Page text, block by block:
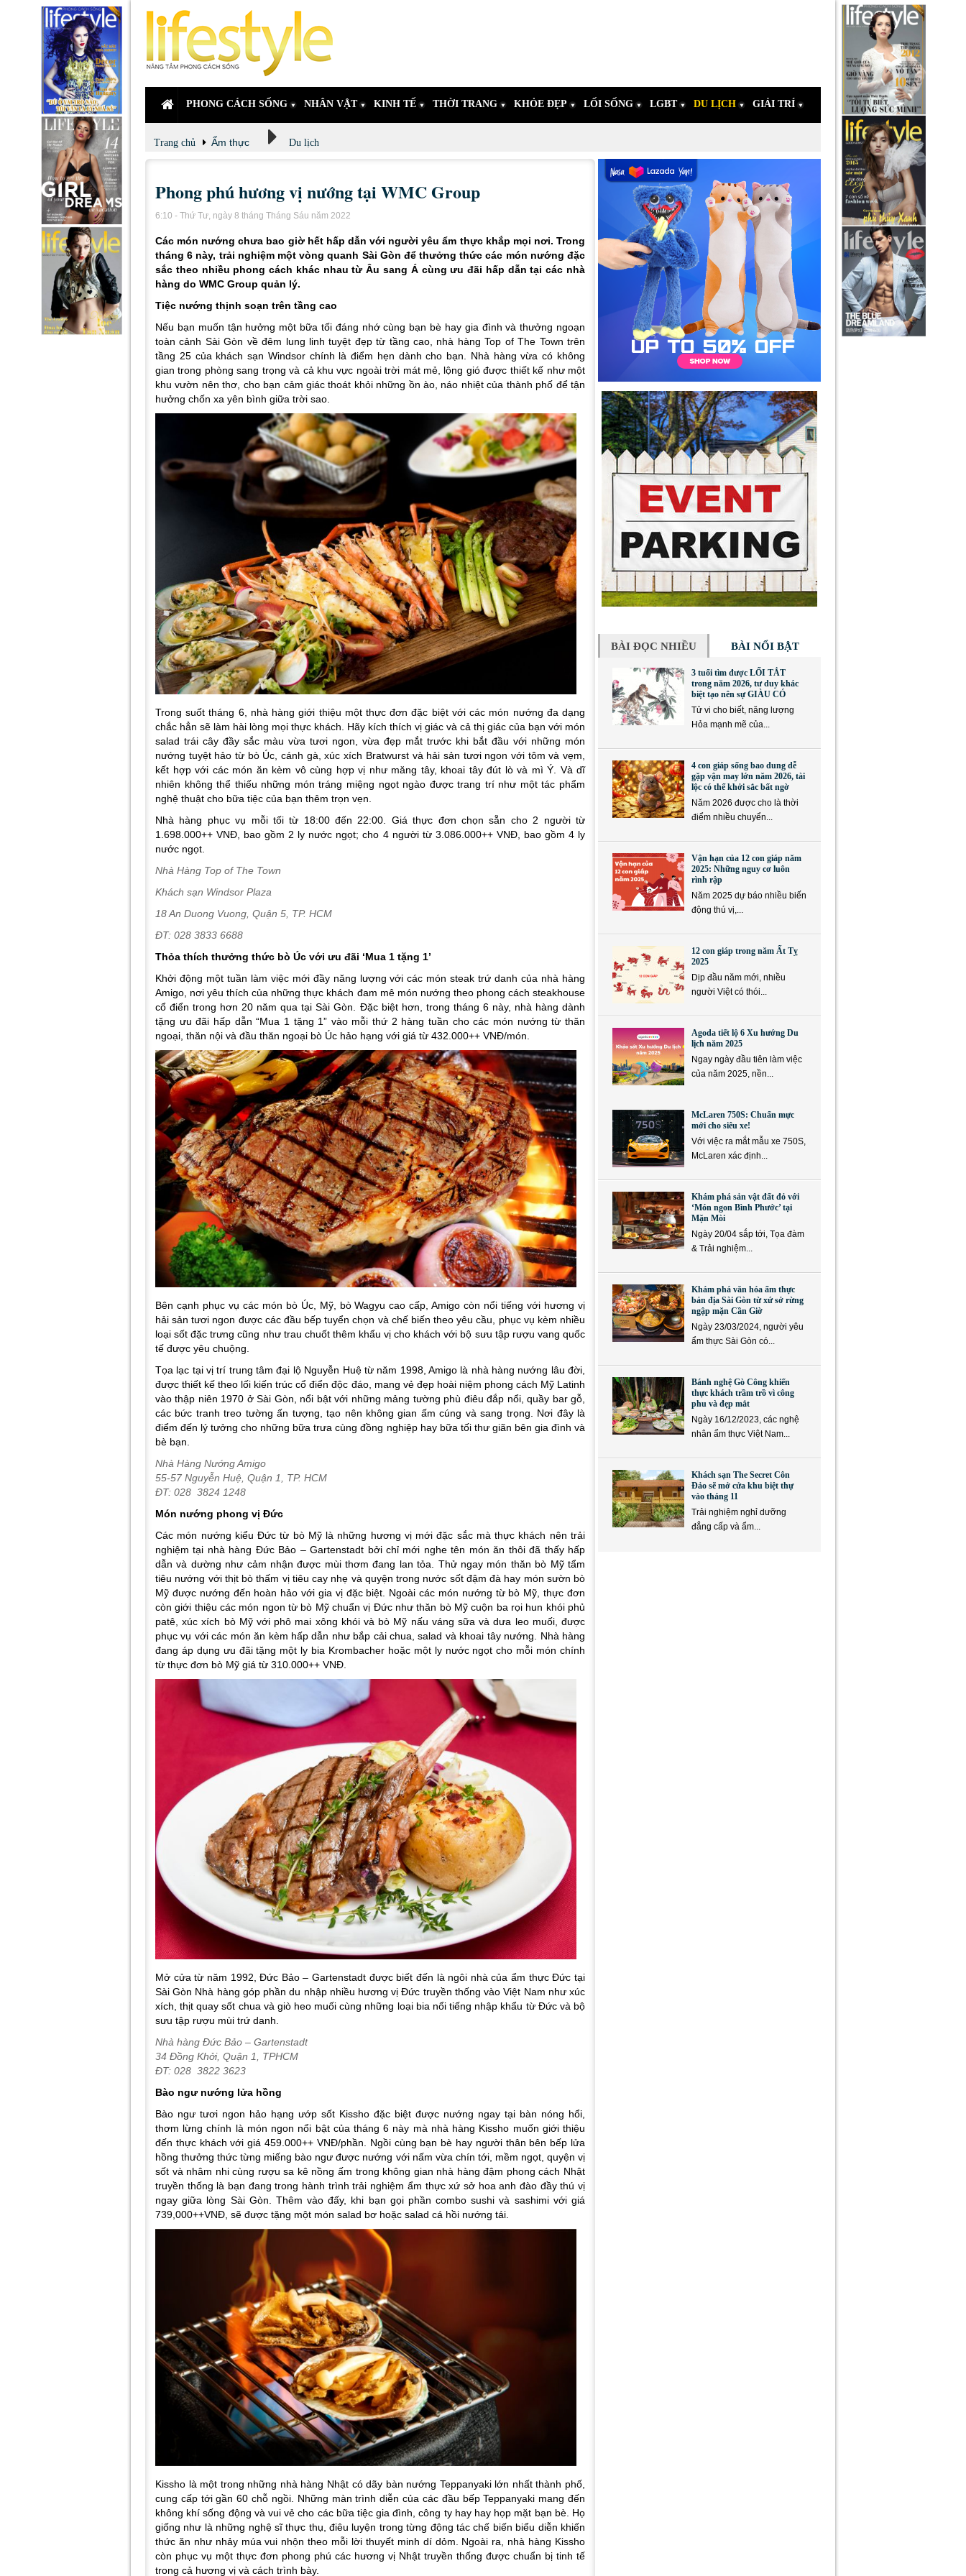
PHONG CÁCH SỐNG NHÂN VẬT KINH TẾ THỜI TRANG KHỎE ĐẸP LỐI SỐNG LGBT DU LỊCH GIẢI TRÍ
Trang chủ Ẩm thực Du lịch
Phong phú hương vị nướng tại WMC Group
6:10 - Thứ Tư, ngày 8 tháng Tháng Sáu năm 2022
Các món nướng chưa bao giờ hết hấp dẫn với người yêu ẩm thực khắp mọi nơi. Trong
tháng 6 này, trải nghiệm một vòng quanh Sài Gòn để thưởng thức các món nướng đặc
sắc theo nhiều phong cách khác nhau từ Âu sang Á cùng ưu đãi hấp dẫn tại các nhà
hàng do WMC Group quản lý.
Tiệc nướng thịnh soạn trên tầng cao
Nếu bạn muốn tận hưởng một bữa tối đáng nhớ cùng bạn bè hay gia đình và thưởng ngoạn
toàn cảnh Sài Gòn về đêm lung linh tuyệt đẹp từ tầng cao, nhà hàng Top of The Town trên
tầng 25 của khách sạn Windsor chính là điểm hẹn dành cho bạn. Nhà hàng vừa có không
gian trong phòng sang trọng và cả khu vực ngoài trời mát mẻ, lộng gió được thiết kế như một
khu vườn nên thơ, cho bạn cảm giác thoát khỏi những ồn ào, náo nhiệt của thành phố để tận
hưởng chốn xa yên bình giữa trời sao.
Trong suốt tháng 6, nhà hàng giới thiệu một thực đơn đặc biệt với các món nướng đa dạng
chắc hẳn sẽ làm hài lòng mọi thực khách. Hãy kích thích vị giác và cả thị giác của bạn với món
salad trái cây đầy sắc màu vừa tươi ngon, vừa đẹp mắt trước khi bắt đầu với những món
nướng tuyệt hảo từ bò Úc, cánh gà, xúc xích Bratwurst và hải sản tươi ngon với tôm và vẹm,
kết hợp với các món ăn kèm vô cùng hợp vị như măng tây, khoai tây đút lò và mì Ý. Và dĩ
nhiên không thể thiếu những món tráng miệng ngọt ngào được trang trí như một tác phẩm
nghệ thuật cho bữa tiệc của bạn thêm trọn vẹn.
Nhà hàng phục vụ mỗi tối từ 18:00 đến 22:00. Giá thực đơn chọn sẵn cho 2 người từ
1.698.000++ VNĐ, bao gồm 2 ly nước ngọt; cho 4 người từ 3.086.000++ VNĐ, bao gồm 4 ly
nước ngọt.
Nhà Hàng Top of The Town
Khách sạn Windsor Plaza
18 An Duong Vuong, Quận 5, TP. HCM
ĐT: 028 3833 6688
Thỏa thích thưởng thức bò Úc với ưu đãi ‘Mua 1 tặng 1’
Khởi động một tuần làm việc mới đầy năng lượng với các món steak trứ danh của nhà hàng
Amigo, nơi yêu thích của những thực khách đam mê món nướng theo phong cách steakhouse
cổ điển trong hơn 20 năm qua tại Sài Gòn. Đặc biệt hơn, trong tháng 6 này, nhà hàng dành
tặng ưu đãi hấp dẫn “Mua 1 tặng 1” vào mỗi thứ 2 hàng tuần cho các món nướng từ thăn
ngoại, thăn nội và đầu thăn ngoại bò Úc hảo hạng với giá từ 432.000++ VNĐ/món.
Bên cạnh phục vụ các món bò Úc, Mỹ, bò Wagyu cao cấp, Amigo còn nổi tiếng với hương vị
hải sản tươi ngon được các đầu bếp tuyển chọn và chế biến theo yêu cầu, phục vụ kèm nhiều
loại sốt đặc trưng cũng như trau chuốt thêm khẩu vị cho khách với bộ sưu tập rượu vang quốc
tế được yêu chuộng.
Tọa lạc tại vị trí trung tâm đại lộ Nguyễn Huệ từ năm 1998, Amigo là nhà hàng nướng lâu đời,
được thiết kế theo lối kiến trúc cổ điển độc đáo, mang vẻ đẹp hoài niệm phong cách Mỹ Latinh
vào thập niên 1970 ở Sài Gòn, nổi bật với những mảng tường phù điêu đắp nổi, quầy bar gỗ,
các bức tranh treo tường ấn tượng, tạo nên không gian ấm cúng và sang trọng. Nơi đây là
điểm đến lý tưởng cho những bữa trưa cùng đồng nghiệp hay bữa tối thư giãn bên gia đình và
bè bạn.
Nhà Hàng Nướng Amigo
55-57 Nguyễn Huệ, Quận 1, TP. HCM
ĐT: 028 3824 1248
Món nướng phong vị Đức
Các món nướng kiểu Đức từ bò Mỹ là những hương vị mới đặc sắc mà thực khách nên trải
nghiệm tại nhà hàng Đức Bảo – Gartenstadt bởi chỉ mới nghe tên món ăn thôi đã thấy hấp
dẫn và dường như cảm nhận được mùi thơm đang lan tỏa. Thử ngay món thăn bò Mỹ tẩm
tiêu nướng với thịt bò thấm vị tiêu cay nhẹ và quyện trong nước sốt đậm đà hay món sườn bò
Mỹ được nướng đến hoàn hảo với gia vị đặc biệt. Ngoài các món nướng từ bò Mỹ, thực đơn
còn giới thiệu các món ngon từ bò Mỹ chuẩn vị Đức như thăn bò Mỹ cuộn ba rọi hun khói phủ
patê, xúc xích bò Mỹ với phô mai xông khói và bò Mỹ nấu váng sữa và dưa leo muối, được
phục vụ với các món ăn kèm hấp dẫn như bắp cải chua, salad và khoai tây nướng. Nhà hàng
đang áp dụng ưu đãi tặng một ly bia Krombacher hoặc một ly nước ngọt cho mỗi món chính
từ thực đơn bò Mỹ giá từ 310.000++ VNĐ.
Mở cửa từ năm 1992, Đức Bảo – Gartenstadt được biết đến là ngôi nhà của ẩm thực Đức tại
Sài Gòn Nhà hàng góp phần du nhập nhiều hương vị Đức truyền thống vào Việt Nam như xúc
xích, thịt quay sốt chua và giò heo muối cùng những loại bia nổi tiếng nhập khẩu từ Đức và bộ
sưu tập rượu mùi trứ danh.
Nhà hàng Đức Bảo – Gartenstadt
34 Đồng Khởi, Quận 1, TPHCM
ĐT: 028 3822 3623
Bào ngư nướng lửa hồng
Bào ngư tươi ngon hảo hạng ướp sốt Kissho đặc biệt được nướng ngay tại bàn nóng hổi,
thơm lừng chính là món ngon nổi bật của tháng 6 này mà nhà hàng Kissho muốn giới thiệu
đến thực khách với giá 459.000++ VNĐ/phần. Ngồi cùng bạn bè hay người thân bên bếp lửa
hồng thưởng thức từng miếng bào ngư được nướng với nấm vừa chín tới, mềm ngọt, quyện vị
sốt và nhâm nhi cùng rượu sa kê nồng ấm trong không gian nhà hàng đậm phong cách Nhật
truyền thống là bạn đang trong hành trình trải nghiệm ẩm thực xứ sở hoa anh đào đầy thú vị
ngay giữa lòng Sài Gòn. Thêm vào đấy, khi bạn gọi phần combo sushi và sashimi với giá
739,000++VNĐ, sẽ được tặng một món salad bơ hoặc salad cá hồi nướng tái.
Kissho là một trong những nhà hàng Nhật có dãy bàn nướng Teppanyaki lớn nhất thành phố,
cung cấp tới gần 60 chỗ ngồi. Những màn trình diễn của các đầu bếp Teppanyaki mang đến
không khí sống động và vui vẻ cho các bữa tiệc gia đình, công ty hay hay họp mặt bạn bè. Họ
giống như là những nghệ sĩ thực thụ, điêu luyện trong từng động tác chế biến biểu diễn khiến
thức ăn như nhảy múa vui nhộn theo mỗi lời thuyết minh dí dỏm. Ngoài ra, nhà hàng Kissho
còn phục vụ một thực đơn phong phú các hương vị Nhật truyền thống được chuẩn bị tinh tế
trong cả hương vị và cách trình bày.
BÀI ĐỌC NHIỀU BÀI NỔI BẬT
3 tuổi tìm được LỐI TẮT
trong năm 2026, tư duy khác
biệt tạo nên sự GIÀU CÓ
Tử vi cho biết, năng lượng
Hỏa mạnh mẽ của...
4 con giáp sống bao dung dễ
gặp vận may lớn năm 2026, tài
lộc có thể khởi sắc bất ngờ
Năm 2026 được cho là thời
điểm nhiều chuyển...
Vận hạn của 12 con giáp năm
2025: Những nguy cơ luôn
rình rập
Năm 2025 dự báo nhiều biến
động thú vị,...
12 con giáp trong năm Ất Tỵ
2025
Dịp đầu năm mới, nhiều
người Việt có thói...
Agoda tiết lộ 6 Xu hướng Du
lịch năm 2025
Ngay ngày đầu tiên làm việc
của năm 2025, nền...
McLaren 750S: Chuẩn mực
mới cho siêu xe!
Với việc ra mắt mẫu xe 750S,
McLaren xác định...
Khám phá sản vật đất đỏ với
‘Món ngon Bình Phước’ tại
Mặn Mòi
Ngày 20/04 sắp tới, Tọa đàm
& Trải nghiệm...
Khám phá văn hóa ẩm thực
bản địa Sài Gòn từ xứ sở rừng
ngập mặn Cần Giờ
Ngày 23/03/2024, người yêu
ẩm thực Sài Gòn có...
Bánh nghệ Gò Công khiến
thực khách trầm trồ vì công
phu và đẹp mắt
Ngày 16/12/2023, các nghệ
nhân ẩm thực Việt Nam...
Khách sạn The Secret Côn
Đảo sẽ mở cửa khu biệt thự
vào tháng 11
Trải nghiệm nghỉ dưỡng
đẳng cấp và ẩm...